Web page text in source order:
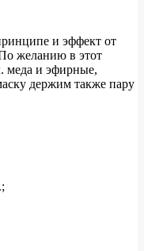
и эффект от
желанию в этот
меда и эфирные,
держим также пару